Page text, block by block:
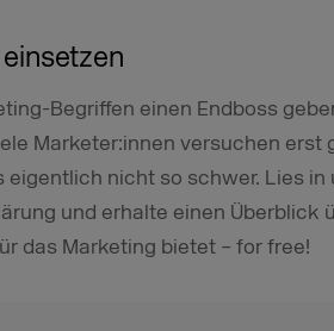
Begriffen einen Endboss
Marketer:innen versuchen erst
nicht so schwer. Lies in
und erhalte einen Überblick
das Marketing bietet – for free!